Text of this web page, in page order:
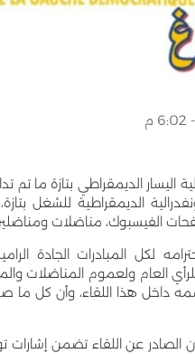
اليسار الديمقراطي بتازة ما
بمقر الكونفدرالية الديمقراطية
الفيسبوك، مناضلات ومناضلين
لكل المبادرات الجادة
للرأي العام ولعموم
داخل هذا اللقاء، وأن كل
الصادر عن اللقاء تضمن إشارات